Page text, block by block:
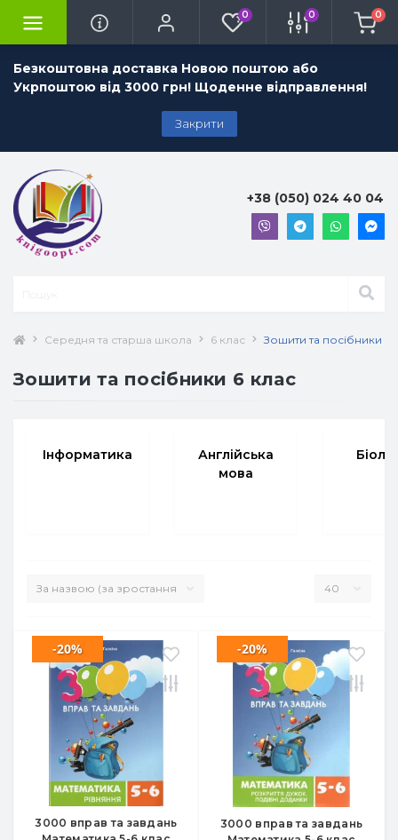
Безкоштовна доставка Новою поштою або
Укрпоштою від 3000 грн! Щоденне відправлення!
Закрити
0 0 0
+38 (050) 024 40 04
Середня та старша школа 6 клас Зошити та посібники 6
Зошити та посібники 6 клас
Інформатика
Англійська
мова
3000 вправ та завдань
-20%
3000 вправ та завдань
-20%